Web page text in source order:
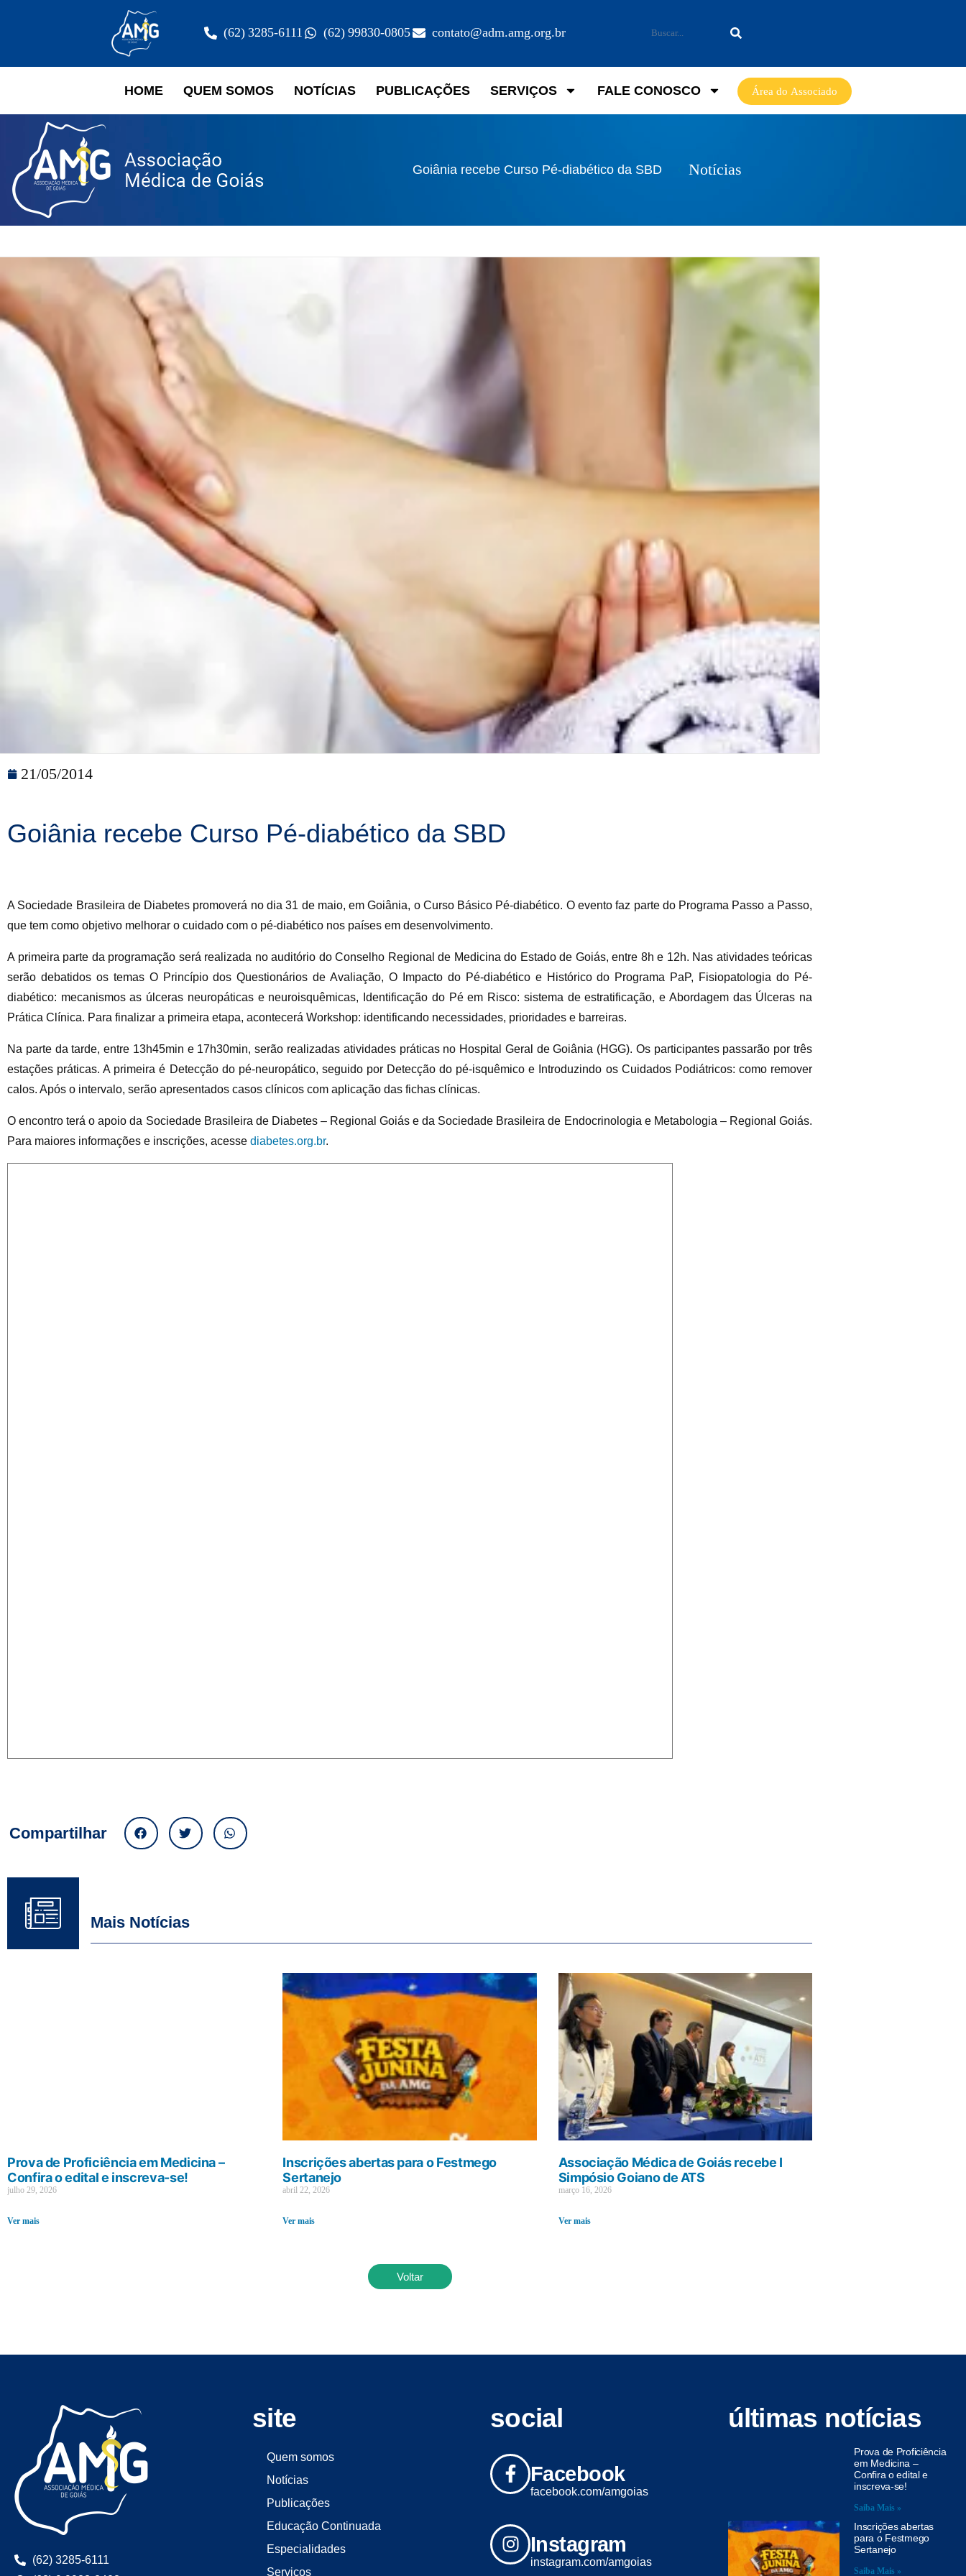
(62) 3285-6111 (62) 99830-0805 contato@adm.amg.org.br
HOME QUEM SOMOS NOTÍCIAS PUBLICAÇÕES SERVIÇOS FALE CONOSCO Área do Associado
Goiânia recebe Curso Pé-diabético da SBD Notícias
21/05/2014
Goiânia recebe Curso Pé-diabético da SBD
A Sociedade Brasileira de Diabetes promoverá no dia 31 de maio, em Goiânia, o Curso Básico Pé-diabético. O evento faz parte do Programa Passo a Passo,
que tem como objetivo melhorar o cuidado com o pé-diabético nos países em desenvolvimento.
A primeira parte da programação será realizada no auditório do Conselho Regional de Medicina do Estado de Goiás, entre 8h e 12h. Nas atividades teóricas
serão debatidos os temas O Princípio dos Questionários de Avaliação, O Impacto do Pé-diabético e Histórico do Programa PaP, Fisiopatologia do Pé-
diabético: mecanismos as úlceras neuropáticas e neuroisquêmicas, Identificação do Pé em Risco: sistema de estratificação, e Abordagem das Úlceras na
Prática Clínica. Para finalizar a primeira etapa, acontecerá Workshop: identificando necessidades, prioridades e barreiras.
Na parte da tarde, entre 13h45min e 17h30min, serão realizadas atividades práticas no Hospital Geral de Goiânia (HGG). Os participantes passarão por três
estações práticas. A primeira é Detecção do pé-neuropático, seguido por Detecção do pé-isquêmico e Introduzindo os Cuidados Podiátricos: como remover
calos. Após o intervalo, serão apresentados casos clínicos com aplicação das fichas clínicas.
O encontro terá o apoio da Sociedade Brasileira de Diabetes – Regional Goiás e da Sociedade Brasileira de Endocrinologia e Metabologia – Regional Goiás.
Para maiores informações e inscrições, acesse diabetes.org.br.
Compartilhar
Mais Notícias
Prova de Proficiência em Medicina –
Confira o edital e inscreva-se!
julho 29, 2026
Ver mais
Inscrições abertas para o Festmego
Sertanejo
abril 22, 2026
Ver mais
Associação Médica de Goiás recebe I
Simpósio Goiano de ATS
março 16, 2026
Ver mais
Voltar
(62) 3285-6111
site
Quem somos
Notícias
Publicações
Educação Continuada
Especialidades
Serviços
social
Facebook
facebook.com/amgoias
Instagram
instagram.com/amgoias
últimas notícias
Prova de Proficiência
em Medicina –
Confira o edital e
inscreva-se!
Saiba Mais »
Inscrições abertas
para o Festmego
Sertanejo
Saiba Mais »